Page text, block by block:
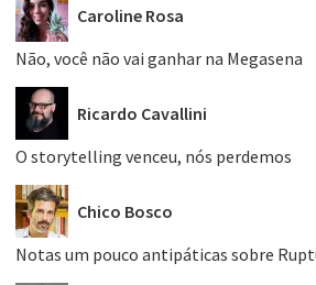
Caroline Rosa
Não, você não vai ganhar na Megasena
Ricardo Cavallini
O storytelling venceu, nós perdemos
Chico Bosco
Notas um pouco antipáticas sobre